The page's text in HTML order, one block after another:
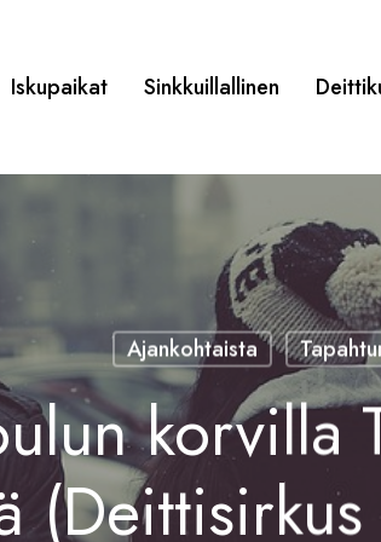
Iskupaikat Sinkkuillallinen
Ajankohtaista
korvilla